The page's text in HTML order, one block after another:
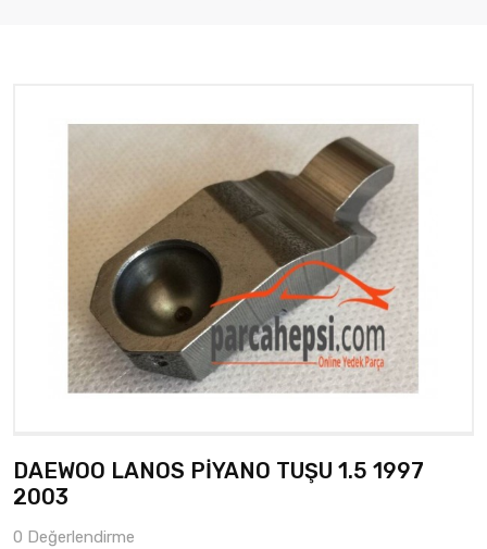
DAEWOO LANOS PİYANO TUŞU 1.5 1997
2003
0 Değerlendirme